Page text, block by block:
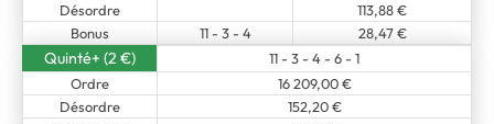
Désordre
113,88 €
Bonus
11 - 3 - 4 28,47 €
Quinté+ (2 €)
11 - 3 - 4 - 6 - 1
Ordre
16 209,00 €
Désordre
152,20 €